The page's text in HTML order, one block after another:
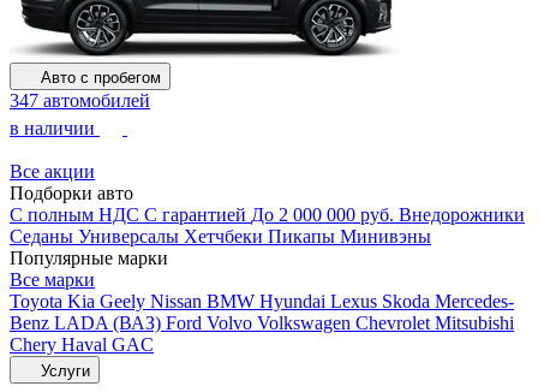
Авто с пробегом
347 автомобилей
в наличии
Все акции
Подборки авто
С полным НДС С гарантией До 2 000 000 руб. Внедорожники
Седаны Универсалы Хетчбеки Пикапы Минивэны
Популярные марки
Все марки
Toyota Kia Geely Nissan BMW Hyundai Lexus Skoda Mercedes-
Benz LADA (ВАЗ) Ford Volvo Volkswagen Chevrolet Mitsubishi
Chery Haval GAC
Услуги